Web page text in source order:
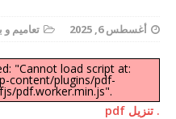
أغسطس 6, 2025 تعاميم و
"Cannot load script at:
content/plugins/pdf-
pdf.worker.min.js".
. تنزيل pdf